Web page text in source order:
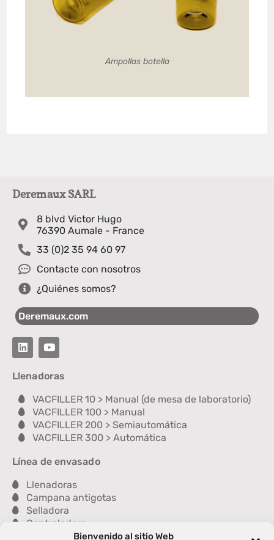
Bienvenido al sitio Web
Ampollas botella
Deremaux SARL
8 blvd Victor Hugo
76390 Aumale - France
33 (0)2 35 94 60 97
Contacte con nosotros
¿Quiénes somos?
Deremaux.com
Llenadoras
VACFILLER 10 > Manual (de mesa de laboratorio)
VACFILLER 100 > Manual
VACFILLER 200 > Semiautomática
VACFILLER 300 > Automática
Línea de envasado
Llenadoras
Campana antigotas
Selladora
Controladora